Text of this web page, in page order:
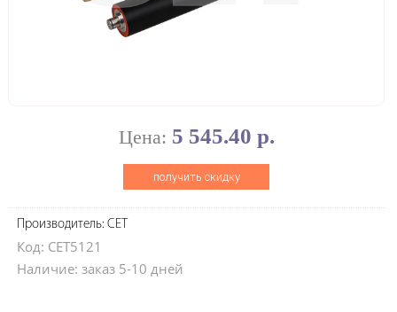
Цена: 5 545.40 р.
получить скидку
Производитель: CET
Код: CET5121
Наличие: заказ 5-10 дней